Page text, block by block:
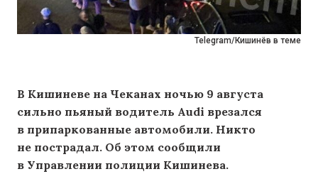
Telegram/Кишинёв в теме
В Кишиневе на Чеканах ночью 9 августа
сильно пьяный водитель Audi врезался
в припаркованные автомобили. Никто
не пострадал. Об этом сообщили
в Управлении полиции Кишинева.